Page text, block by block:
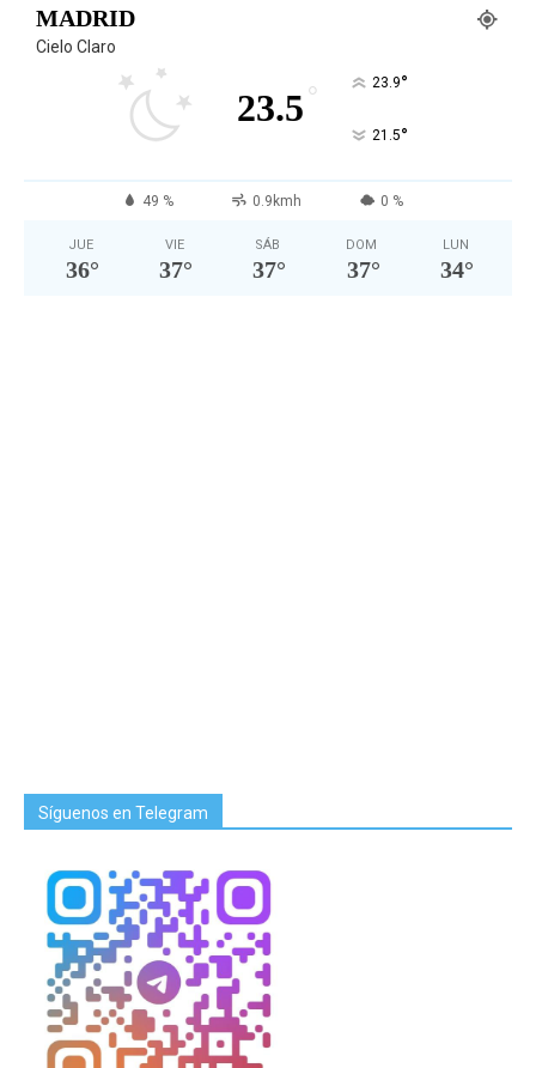
MADRID
Cielo Claro
23.5 ° 23.9°
21.5°
49 % 0.9kmh 0 %
JUE
36°
VIE
37°
SÁB
37°
DOM
37°
LUN
34°
Síguenos en Telegram